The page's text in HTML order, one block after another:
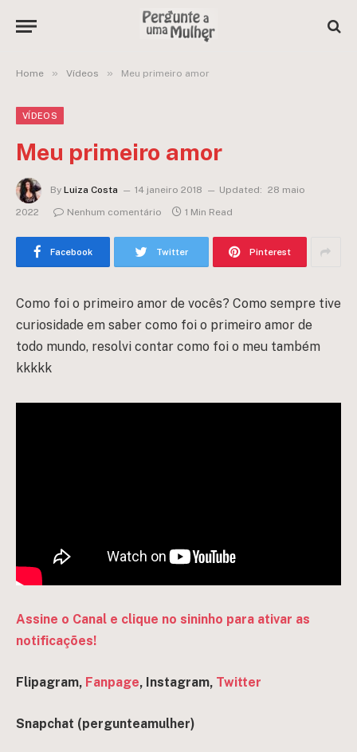
Home » Vídeos » Meu primeiro amor
VÍDEOS
Meu primeiro amor
By Luiza Costa 14 janeiro 2018 Updated: 28 maio
2022
Nenhum comentário 1 Min Read
Facebook Twitter Pinterest
Como foi o primeiro amor de vocês? Como sempre tive
curiosidade em saber como foi o primeiro amor de
todo mundo, resolvi contar como foi o meu também
kkkkk
Assine o Canal e clique no sininho para ativar as
notificações!
Flipagram, Fanpage, Instagram, Twitter
Snapchat (pergunteamulher)